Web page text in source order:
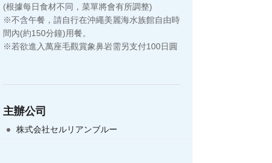
(根據每日食材不同，菜單將會有所調整)
※不含午餐，請自行在沖繩美麗海水族館自由時
間內(約150分鐘)用餐。
※若欲進入萬座毛觀賞象鼻岩需另支付100日圓
主辦公司
株式会社セルリアンブルー